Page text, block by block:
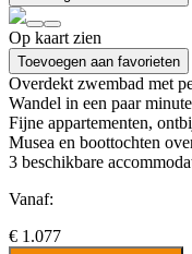
Op kaart zien
Toevoegen aan favorieten
Overdekt zwembad met
Wandel in een paar
Fijne appartementen,
Musea en boottochten
3 beschikbare
Vanaf:
€ 1.077